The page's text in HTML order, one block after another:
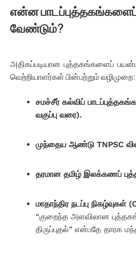
என்ன
வேண்டும்?
அதிகப்படியான புத்தகங்களைப்
வெற்றியாளர்கள் பின்பற்றும் வழிமுறை:
சமச்சீர் கல்விப்
வகுப்பு வரை).
முந்தைய ஆண்டு TNPSC
தரமான தமிழ் இலக்கணப்
மாதாந்திர நடப்பு
“குறைந்த அளவிலான
திருப்புதல்” என்பதே தாரக